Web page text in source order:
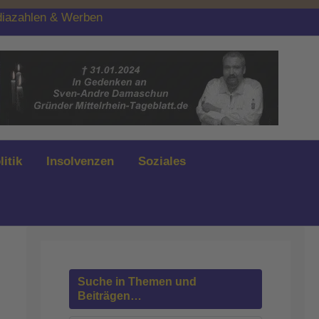
& Werben
Insolvenzen Soziales
Suche in Themen und
Beiträgen…